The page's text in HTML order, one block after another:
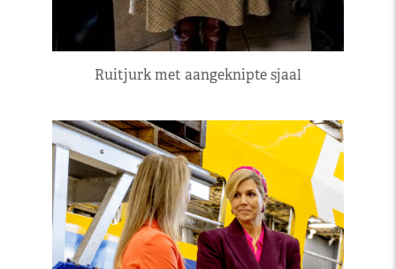
Ruitjurk met aangeknipte sjaal